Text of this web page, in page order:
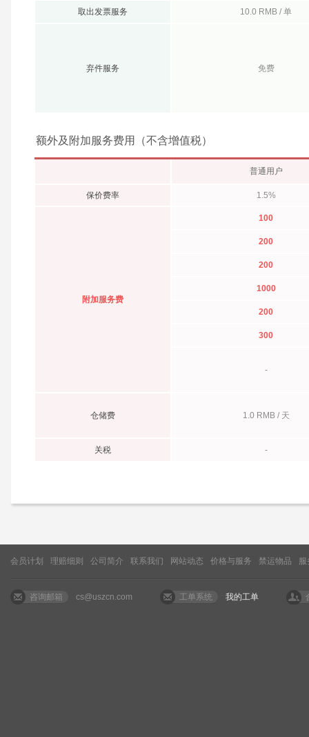
取出发票服务 10.0 RMB / 单
弃件服务 免费
额外及附加服务费用（不含增值税）
普通用户
保价费率 1.5%
附加服务费
100
200
200
1000
200
300
-
仓储费 1.0 RMB / 天
关税 -
会员计划 理赔细则 公司简介 联系我们 网站动态 价格与服务 禁运物品
咨询邮箱 cs@uszcn.com 工单系统 我的工单